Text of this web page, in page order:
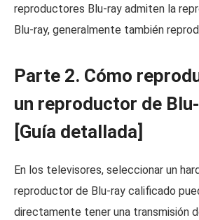
reproductores Blu-ray admiten la
Blu-ray, generalmente también
Parte 2. Cómo
un reproductor de
[Guía detallada]
En los televisores, seleccionar un
reproductor de Blu-ray calificado
directamente tener una transmisión